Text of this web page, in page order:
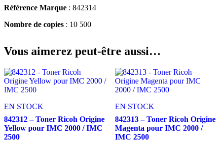
Référence Marque : 842314
Nombre de copies : 10 500
Vous aimerez peut-être aussi…
EN STOCK
842312 – Toner Ricoh Origine
Yellow pour IMC 2000 / IMC
2500
EN STOCK
842313 – Toner Ricoh Origine
Magenta pour IMC 2000 /
IMC 2500